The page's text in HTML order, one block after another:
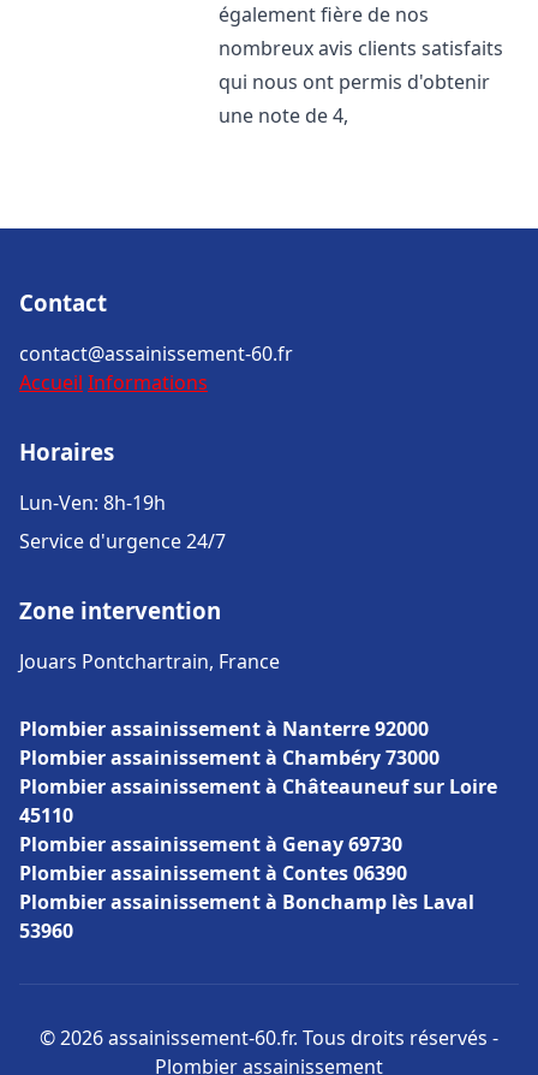
également fière de nos
nombreux avis clients satisfaits
qui nous ont permis d'obtenir
une note de 4,
Contact
contact@assainissement-60.fr
Accueil Informations
Horaires
Lun-Ven: 8h-19h
Service d'urgence 24/7
Zone intervention
Jouars Pontchartrain, France
Plombier assainissement à Nanterre 92000
Plombier assainissement à Chambéry 73000
Plombier assainissement à Châteauneuf sur Loire
45110
Plombier assainissement à Genay 69730
Plombier assainissement à Contes 06390
Plombier assainissement à Bonchamp lès Laval
53960
© 2026 assainissement-60.fr. Tous droits réservés -
Plombier assainissement